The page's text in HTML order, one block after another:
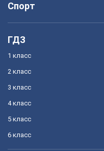
Спорт
ГДЗ
1 класс
2 класс
3 класс
4 класс
5 класс
6 класс